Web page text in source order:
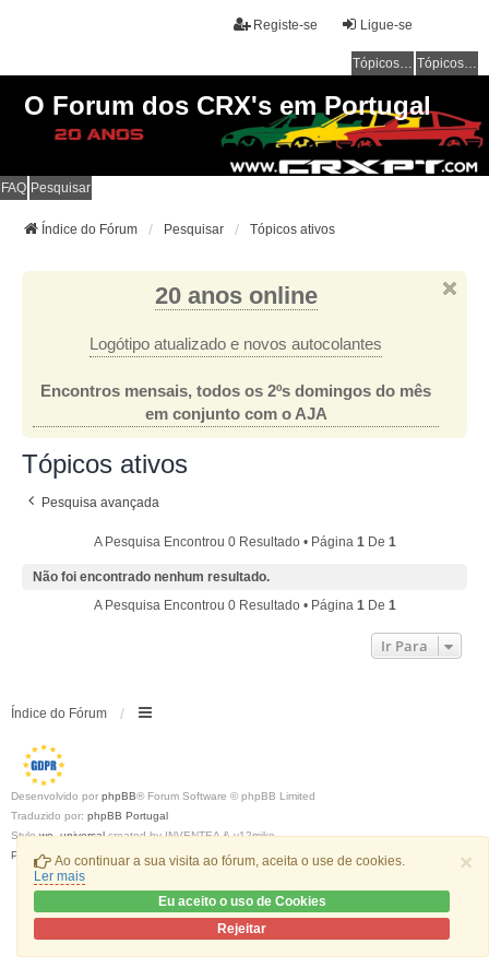
×
Ao continuar a sua visita ao fórum, aceita o use de cookies.
Ler mais
Eu aceito o uso de Cookies
Rejeitar
Ligue-se
Registe-se
Tópicos sem resposta Tópicos ativos
O Forum dos CRX's em Portugal
FAQ Pesquisar
Índice do Fórum Pesquisar Tópicos ativos
20 anos online
Logótipo atualizado e novos autocolantes
Encontros mensais, todos os 2ºs domingos do mês
em conjunto com o AJA
Tópicos ativos
Pesquisa avançada
A Pesquisa Encontrou 0 Resultado • Página 1De 1
Não foi encontrado nenhum resultado.
A Pesquisa Encontrou 0 Resultado • Página 1De 1
Ir Para
Índice do Fórum
Desenvolvido por phpBB® Forum Software © phpBB Limited
Traduzido por: phpBB Portugal
Stylewe_universalcreated by INVENTEA & v12mike
Privacidade
Termos